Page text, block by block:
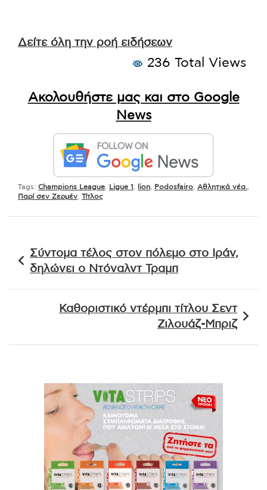
Δείτε όλη την ροή ειδήσεων
236 Total Views
Ακολουθήστε μας και στο Google
News
Tags: Champions League Ligue 1 lion Podosfairo Αθλητικά νέα.
Παρί σεν Ζερμέν Τίτλος
άρθρων
Σύντομα τέλος στον πόλεμο στο Ιράν,
δηλώνει ο Ντόναλντ Τραμπ
Καθοριστικό ντέρμπι τίτλου Σεντ
Ζιλουάζ-Μπριζ